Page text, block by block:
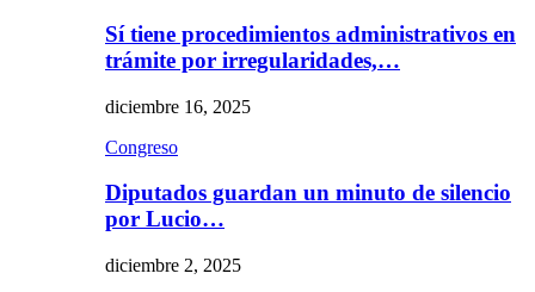
Sí tiene procedimientos administrativos en
trámite por irregularidades,…
diciembre 16, 2025
Congreso
Diputados guardan un minuto de silencio
por Lucio…
diciembre 2, 2025